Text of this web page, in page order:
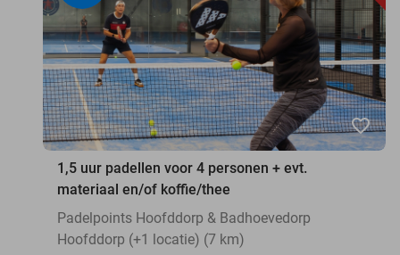
favorite_border
1,5 uur padellen voor 4 personen + evt.
materiaal en/of koffie/thee
Padelpoints Hoofddorp & Badhoevedorp
Hoofddorp (+1 locatie) (7 km)